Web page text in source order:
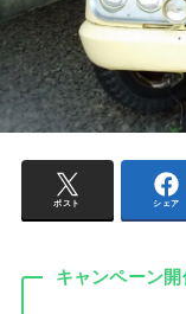
ポスト シェア
キャンペーン開